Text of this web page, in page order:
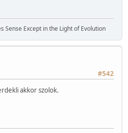
Sense Except in the Light of Evolution
#542
akkor szolok.